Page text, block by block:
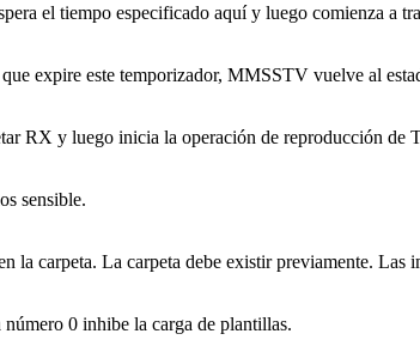
el tiempo especificado aquí y luego comienza a
expire este temporizador, MMSSTV vuelve al
RX y luego inicia la operación de reproducción de
sensible.
carpeta. La carpeta debe existir previamente. Las
0 inhibe la carga de plantillas.